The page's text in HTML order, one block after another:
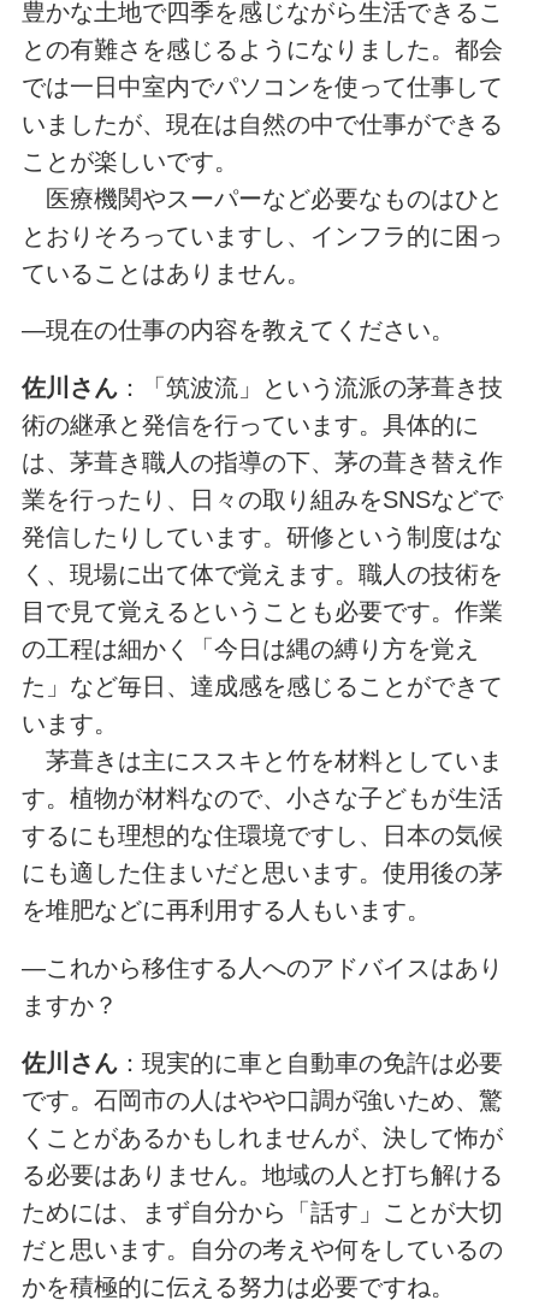
豊かな土地で四季を感じながら生活できるこ
との有難さを感じるようになりました。都会
では一日中室内でパソコンを使って仕事して
いましたが、現在は自然の中で仕事ができる
ことが楽しいです。
医療機関やスーパーなど必要なものはひと
とおりそろっていますし、インフラ的に困っ
ていることはありません。
―現在の仕事の内容を教えてください。
佐川さん：「筑波流」という流派の茅葺き技
術の継承と発信を行っています。具体的に
は、茅葺き職人の指導の下、茅の葺き替え作
業を行ったり、日々の取り組みをSNSなどで
発信したりしています。研修という制度はな
く、現場に出て体で覚えます。職人の技術を
目で見て覚えるということも必要です。作業
の工程は細かく「今日は縄の縛り方を覚え
た」など毎日、達成感を感じることができて
います。
茅葺きは主にススキと竹を材料としていま
す。植物が材料なので、小さな子どもが生活
するにも理想的な住環境ですし、日本の気候
にも適した住まいだと思います。使用後の茅
を堆肥などに再利用する人もいます。
―これから移住する人へのアドバイスはあり
ますか？
佐川さん：現実的に車と自動車の免許は必要
です。石岡市の人はやや口調が強いため、驚
くことがあるかもしれませんが、決して怖が
る必要はありません。地域の人と打ち解ける
ためには、まず自分から「話す」ことが大切
だと思います。自分の考えや何をしているの
かを積極的に伝える努力は必要ですね。